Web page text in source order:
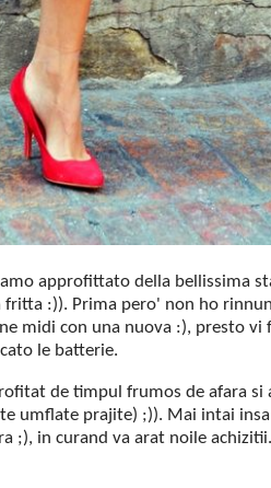
approfittato della bellissima
:)). Prima pero' non ho
midi con una nuova :), presto vi
le batterie.
de timpul frumos de afara si
umflate prajite) ;)). Mai intai
;), in curand va arat noile